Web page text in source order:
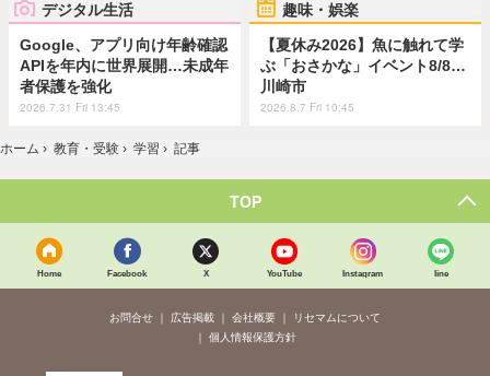
デジタル生活
Google、アプリ向け年齢確認
APIを年内に世界展開…未成年
者保護を強化
2026.7.31 Fri 13:45
趣味・娯楽
【夏休み2026】魚に触れて学
ぶ「おさかな」イベント8/8…
川崎市
2026.8.7 Fri 10:45
ホーム › 教育・受験 › 学習 › 記事
TOP
Home Facebook X YouTube Instagram line
お問合せ 広告掲載 会社概要
リセマムについて
個人情報保護方針